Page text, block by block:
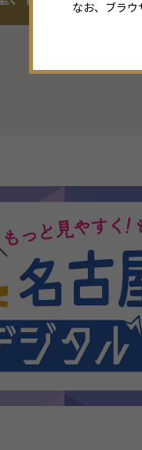
なお、ブラ